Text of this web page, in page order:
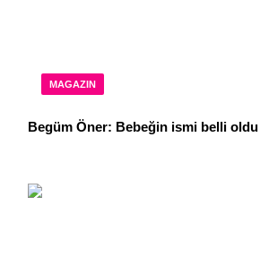
MAGAZIN
Begüm Öner: Bebeğin ismi belli oldu